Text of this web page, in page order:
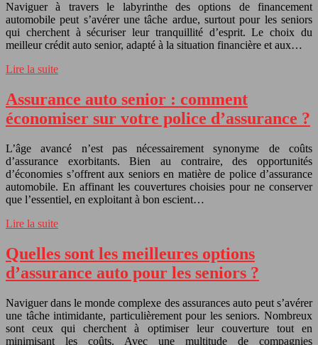
Naviguer à travers le labyrinthe des options de financement
automobile peut s’avérer une tâche ardue, surtout pour les seniors
qui cherchent à sécuriser leur tranquillité d’esprit. Le choix du
meilleur crédit auto senior, adapté à la situation financière et aux…
Lire la suite
Assurance auto senior : comment
économiser sur votre police d’assurance ?
L’âge avancé n’est pas nécessairement synonyme de coûts
d’assurance exorbitants. Bien au contraire, des opportunités
d’économies s’offrent aux seniors en matière de police d’assurance
automobile. En affinant les couvertures choisies pour ne conserver
que l’essentiel, en exploitant à bon escient…
Lire la suite
Quelles sont les meilleures options
d’assurance auto pour les seniors ?
Naviguer dans le monde complexe des assurances auto peut s’avérer
une tâche intimidante, particulièrement pour les seniors. Nombreux
sont ceux qui cherchent à optimiser leur couverture tout en
minimisant les coûts. Avec une multitude de compagnies